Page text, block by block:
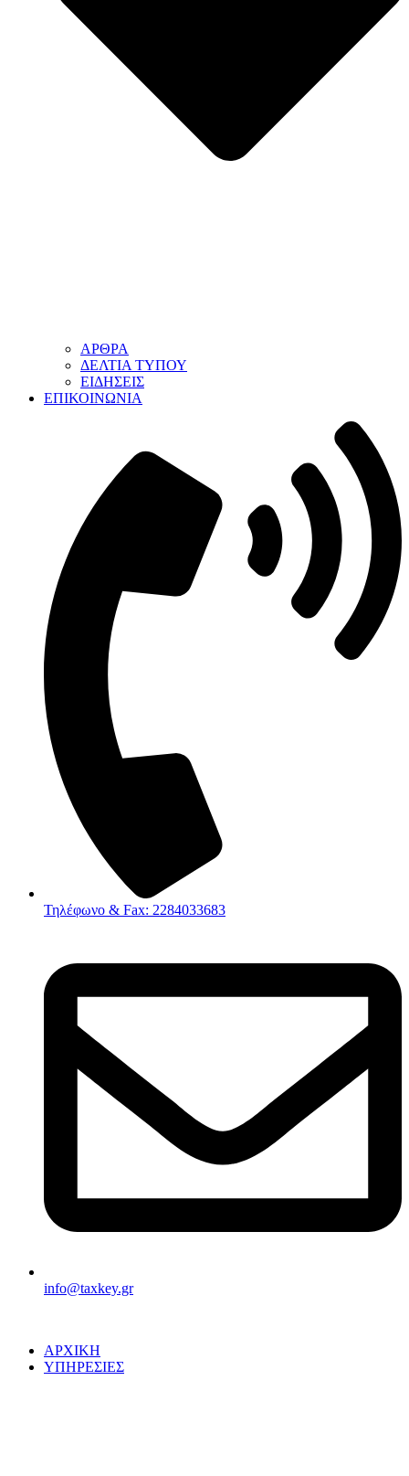
ΑΡΘΡΑ
ΔΕΛΤΙΑ ΤΥΠΟΥ
ΕΙΔΗΣΕΙΣ
ΕΠΙΚΟΙΝΩΝΙΑ
Τηλέφωνο & Fax: 2284033683
info@taxkey.gr
ΑΡΧΙΚΗ
ΥΠΗΡΕΣΙΕΣ